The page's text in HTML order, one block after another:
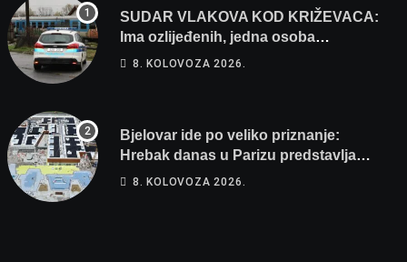
SUDAR VLAKOVA KOD KRIŽEVACA:
Ima ozlijeđenih, jedna osoba
odvezena helikopterom
8. KOLOVOZA 2026.
Bjelovar ide po veliko priznanje:
Hrebak danas u Parizu predstavlja
Wellovar za domaćina Europskog
8. KOLOVOZA 2026.